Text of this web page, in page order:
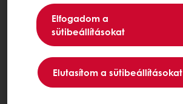
Elfogadom a
sütibeállításokat
Elutasítom a sütibeállításokat